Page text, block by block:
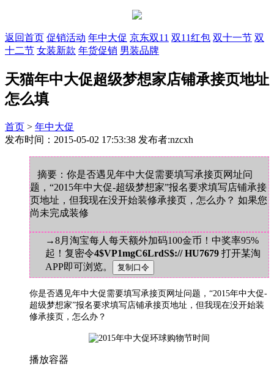
返回首页 促销活动 年中大促 京东双11 双11红包 双十一节 双
十二节 女装新款 年货促销 男装品牌
天猫年中大促超级梦想家店铺承接页地址
怎么填
首页 > 年中大促
发布时间：2015-05-02 17:53:38 发布者:nzcxh
摘要：你是否遇见年中大促需要填写承接页网址问
题，“2015年中大促-超级梦想家”报名要求填写店铺承接
页地址，但我现在没开始装修承接页，怎么办？ 如果您
尚未完成装修
→8月淘宝每人每天额外加码100金币！中奖率95%
起！复密令4$VP1mgC6LrdS$:// HU7679 打开某淘
APP即可浏览。
你是否遇见年中大促需要填写承接页网址问题，“2015年中大促-
超级梦想家”报名要求填写店铺承接页地址，但我现在没开始装
修承接页，怎么办？
播放容器